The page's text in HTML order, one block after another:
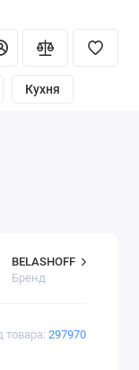
Кухня
товара: 297970
BELASHOFF
Бренд